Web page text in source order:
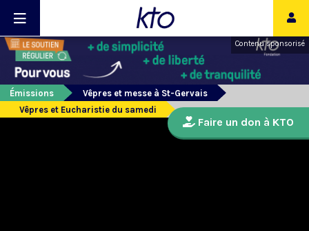
Contenu sponsorisé
Émissions
Vêpres et messe à St-Gervais
Vêpres et Eucharistie du samedi
Faire un don à KTO